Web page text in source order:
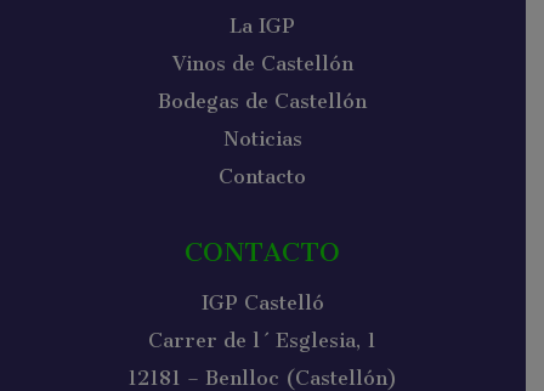
La IGP
Vinos de Castellón
Bodegas de Castellón
Noticias
Contacto
CONTACTO
IGP Castelló
Carrer de l´Esglesia, 1
12181 – Benlloc (Castellón)